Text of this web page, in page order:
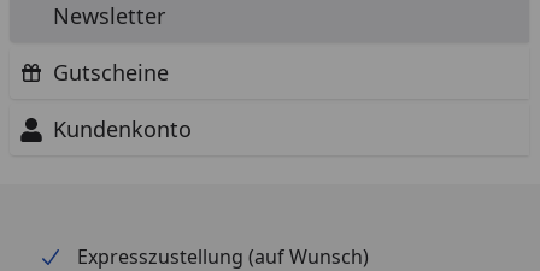
Newsletter
Gutscheine
Kundenkonto
Expresszustellung (auf Wunsch)